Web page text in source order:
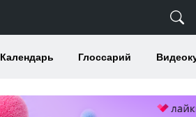
Календарь Глоссарий